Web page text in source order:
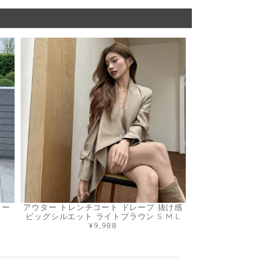
アウター トレンチコート ドレープ 抜け感
ビッグシルエット ライトブラウン S M L
¥9,988